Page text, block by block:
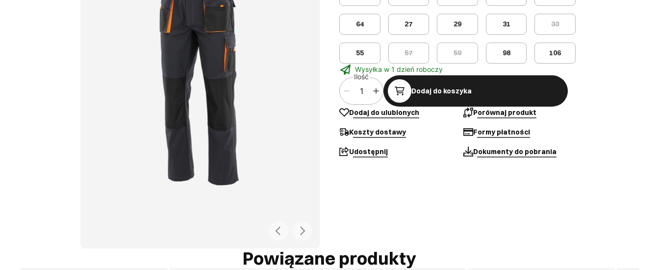
64 27 29 31 33
55 57 59 98 106
Wysyłka w 1 dzień roboczy
Ilość
Dodaj do koszyka
Dodaj do ulubionych Porównaj produkt
Koszty dostawy Formy płatności
Udostępnij Dokumenty do pobrania
Powiązane produkty